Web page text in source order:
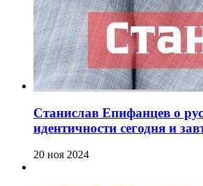
Станислав Епифанцев о
идентичности сегодня и
20 ноя 2024